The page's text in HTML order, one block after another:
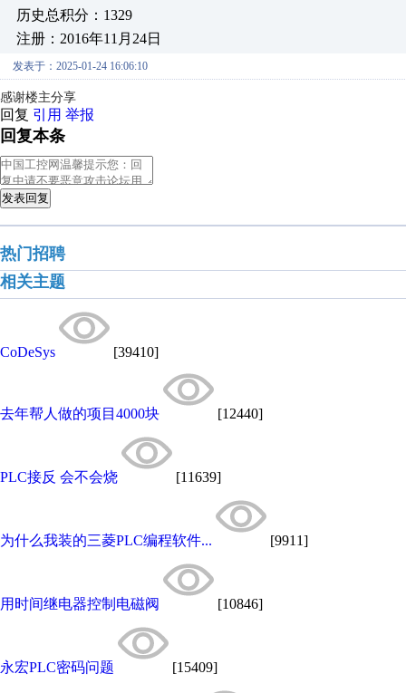
历史总积分：1329
注册：2016年11月24日
发表于：2025-01-24 16:06:10
感谢楼主分享
回复 引用 举报
回复本条
发表回复
热门招聘
相关主题
CoDeSys [39410]
去年帮人做的项目4000块 [12440]
PLC接反 会不会烧 [11639]
为什么我装的三菱PLC编程软件... [9911]
用时间继电器控制电磁阀 [10846]
永宏PLC密码问题 [15409]